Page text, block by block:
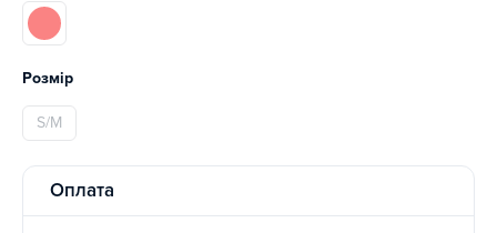
Розмір
S/M
Оплата